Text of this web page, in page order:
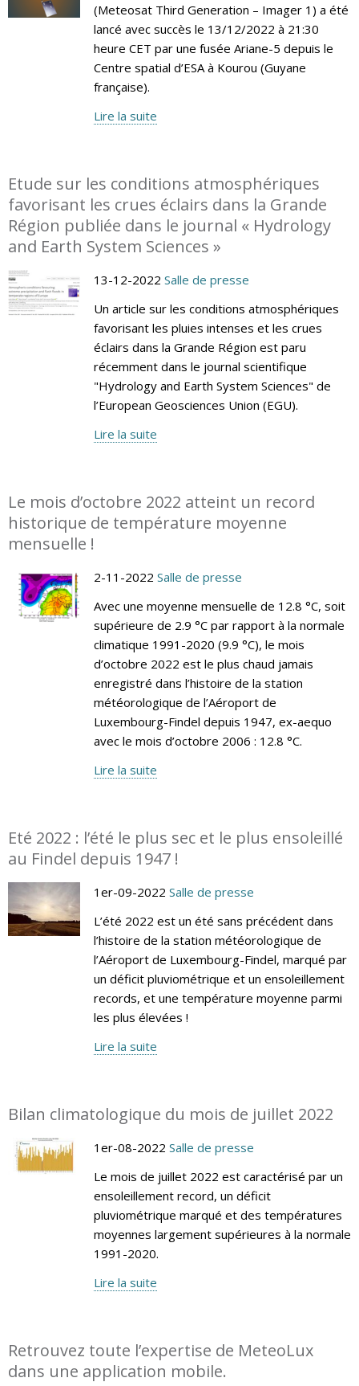
(Meteosat Third Generation – Imager 1) a été
lancé avec succès le 13/12/2022 à 21:30
heure CET par une fusée Ariane-5 depuis le
Centre spatial d’ESA à Kourou (Guyane
française).
Lire la suite
Etude sur les conditions atmosphériques
favorisant les crues éclairs dans la Grande
Région publiée dans le journal « Hydrology
and Earth System Sciences »
13-12-2022 Salle de presse
Un article sur les conditions atmosphériques
favorisant les pluies intenses et les crues
éclairs dans la Grande Région est paru
récemment dans le journal scientifique
"Hydrology and Earth System Sciences" de
l’European Geosciences Union (EGU).
Lire la suite
Le mois d’octobre 2022 atteint un record
historique de température moyenne
mensuelle !
2-11-2022 Salle de presse
Avec une moyenne mensuelle de 12.8 °C, soit
supérieure de 2.9 °C par rapport à la normale
climatique 1991-2020 (9.9 °C), le mois
d’octobre 2022 est le plus chaud jamais
enregistré dans l’histoire de la station
météorologique de l’Aéroport de
Luxembourg-Findel depuis 1947, ex-aequo
avec le mois d’octobre 2006 : 12.8 °C.
Lire la suite
Eté 2022 : l’été le plus sec et le plus ensoleillé
au Findel depuis 1947 !
1er-09-2022 Salle de presse
L’été 2022 est un été sans précédent dans
l’histoire de la station météorologique de
l’Aéroport de Luxembourg-Findel, marqué par
un déficit pluviométrique et un ensoleillement
records, et une température moyenne parmi
les plus élevées !
Lire la suite
Bilan climatologique du mois de juillet 2022
1er-08-2022 Salle de presse
Le mois de juillet 2022 est caractérisé par un
ensoleillement record, un déficit
pluviométrique marqué et des températures
moyennes largement supérieures à la normale
1991-2020.
Lire la suite
Retrouvez toute l’expertise de MeteoLux
dans une application mobile.